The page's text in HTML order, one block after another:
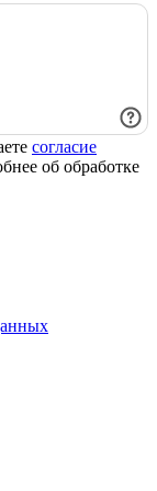
согласие
об обработке